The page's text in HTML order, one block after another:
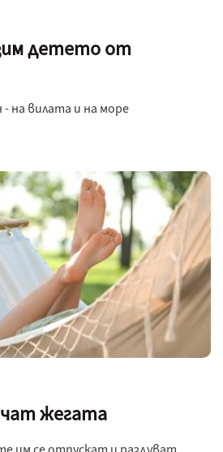
детето от
- на вилата и на море
жегата